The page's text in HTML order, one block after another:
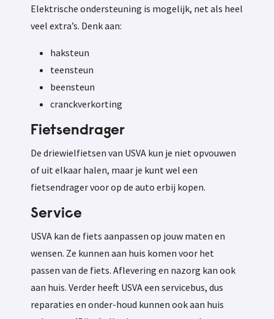
Elektrische ondersteuning is mogelijk, net als heel
veel extra’s. Denk aan:
haksteun
teensteun
beensteun
cranckverkorting
Fietsendrager
De driewielfietsen van USVA kun je niet opvouwen
of uit elkaar halen, maar je kunt wel een
fietsendrager voor op de auto erbij kopen.
Service
USVA kan de fiets aanpassen op jouw maten en
wensen. Ze kunnen aan huis komen voor het
passen van de fiets. Aflevering en nazorg kan ook
aan huis. Verder heeft USVA een servicebus, dus
reparaties en onder-houd kunnen ook aan huis